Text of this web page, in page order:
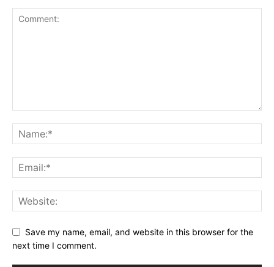
Save my name, email, and website in this browser for the
next time I comment.